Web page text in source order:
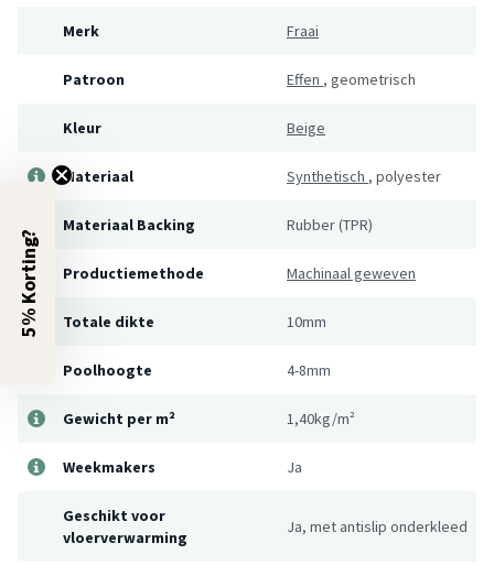
Merk Fraai
Patroon Effen , geometrisch
Kleur Beige
Materiaal Synthetisch , polyester
Materiaal Backing Rubber (TPR)
Productiemethode Machinaal geweven
Totale dikte 10mm
Poolhoogte 4-8mm
Gewicht per m² 1,40kg/m²
Weekmakers Ja
Geschikt voor
vloerverwarming
Ja, met antislip onderkleed
5% Korting?